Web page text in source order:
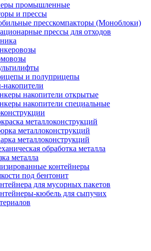
промышленные
и прессы
пресскомпакторы (Моноблоки)
прессы для отходов
и полуприцепы
накопители
накопители открытые
накопители специальные
металлоконструкций
металлоконструкций
металлоконструкций
обработка металла
металла
контейнеры
под бентонит
для мусорных пакетов
кюбель для сыпучих